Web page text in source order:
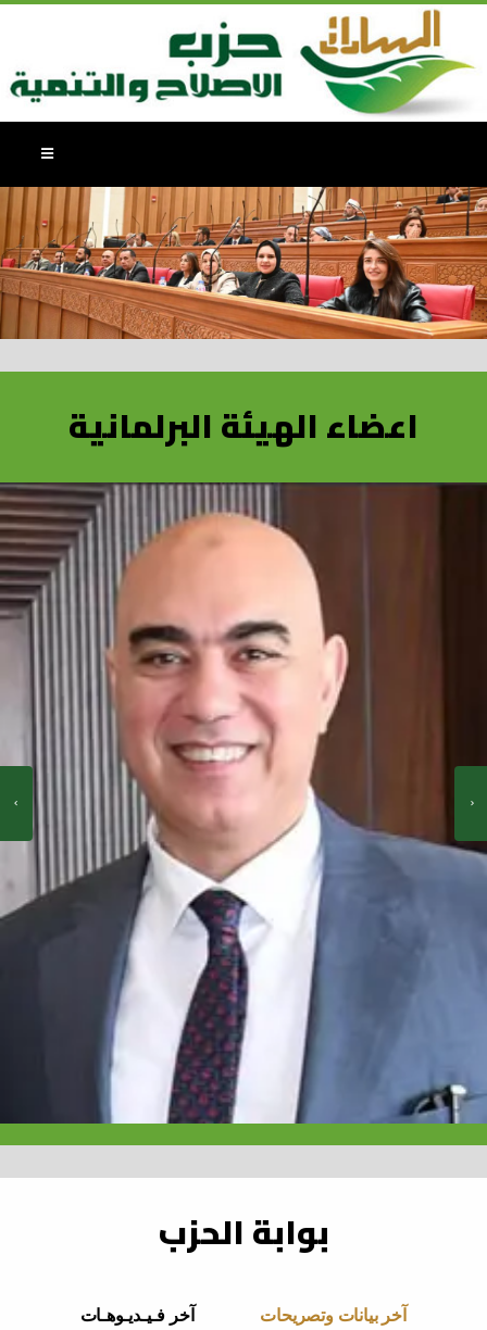
اعضاء الهيئة البرلمانية
بوابة الحزب
آخر بيانات وتصريحات آخر فـيـديـوهـات